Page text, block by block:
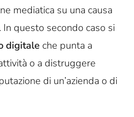
mediatica su una causa
questo secondo caso si
digitale che punta a
o a distruggere
di un’azienda o di